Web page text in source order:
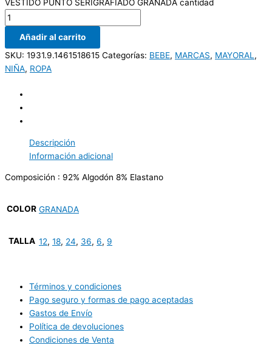
VESTIDO PUNTO SERIGRAFIADO GRANADA cantidad
Añadir al carrito
SKU: 1931.9.1461518615 Categorías: BEBE, MARCAS, MAYORAL ,
NIÑA, ROPA
Descripción
Información adicional
Composición : 92% Algodón 8% Elastano
COLOR GRANADA
TALLA 12, 18, 24, 36, 6, 9
Términos y condiciones
Pago seguro y formas de pago aceptadas
Gastos de Envío
Política de devoluciones
Condiciones de Venta